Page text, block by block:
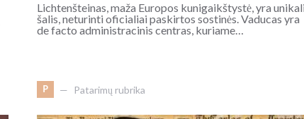
Lichtenšteinas, maža Europos kunigaikštystė, yra unikali
šalis, neturinti oficialiai paskirtos sostinės. Vaducas yra
de facto administracinis centras, kuriame…
P Patarimų rubrika